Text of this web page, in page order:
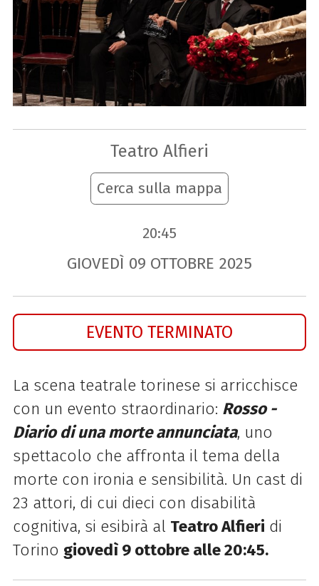
Teatro Alfieri
Cerca sulla mappa
20:45
GIOVEDÌ 09 OTTOBRE 2025
EVENTO TERMINATO
La scena teatrale torinese si arricchisce
con un evento straordinario: Rosso -
Diario di una morte annunciata, uno
spettacolo che affronta il tema della
morte con ironia e sensibilità. Un cast di
23 attori, di cui dieci con disabilità
cognitiva, si esibirà al Teatro Alfieri di
Torino giovedì 9 ottobre alle 20:45.